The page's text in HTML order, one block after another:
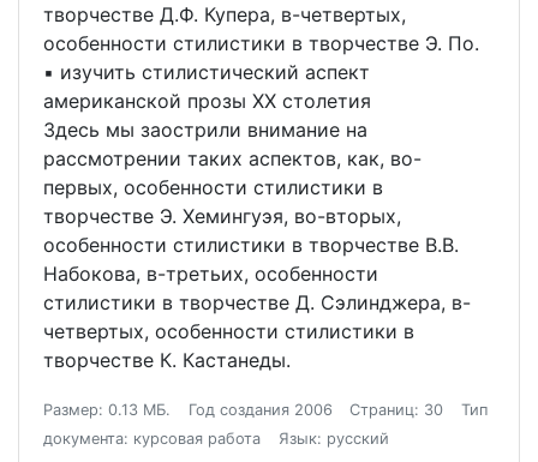
творчестве Д.Ф. Купера, в-четвертых,
особенности стилистики в творчестве Э. По.
▪ изучить стилистический аспект
американской прозы XX столетия
Здесь мы заострили внимание на
рассмотрении таких аспектов, как, во-
первых, особенности стилистики в
творчестве Э. Хемингуэя, во-вторых,
особенности стилистики в творчестве В.В.
Набокова, в-третьих, особенности
стилистики в творчестве Д. Сэлинджера, в-
четвертых, особенности стилистики в
творчестве К. Кастанеды.
Размер: 0.13 МБ. Год создания 2006 Страниц: 30
Тип
документа: курсовая работа
Язык: русский